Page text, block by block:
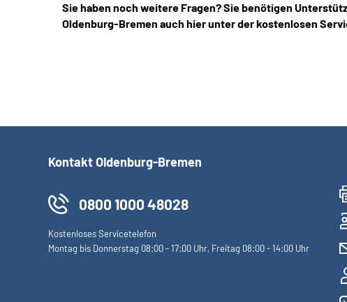
Sie haben noch weitere Fragen? Sie benötigen
Oldenburg-Bremen auch hier unter der kostenlosen
Kontakt Oldenburg-Bremen
0800 1000 48028
Kostenloses Servicetelefon
Montag bis Donnerstag 08:00 - 17:00 Uhr, Freitag 08:00 - 14:00 Uhr